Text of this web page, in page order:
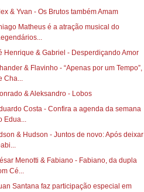
& Yvan - Os Brutos também Amam
Matheus é a atração musical do
Henrique & Gabriel - Desperdiçando Amor
& Flavinho - “Apenas por um Tempo”,
Cha...
& Aleksandro - Lobos
Costa - Confira a agenda da semana
Edua...
& Hudson - Juntos de novo: Após deixar
Menotti & Fabiano - Fabiano, da dupla
Cé...
Santana faz participação especial em